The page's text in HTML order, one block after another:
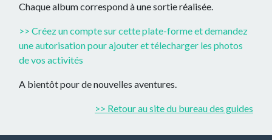
Chaque album correspond à une sortie réalisée.
>> Créez un compte sur cette plate-forme et demandez
une autorisation pour ajouter et télecharger les photos
de vos activités
A bientôt pour de nouvelles aventures.
>> Retour au site du bureau des guides